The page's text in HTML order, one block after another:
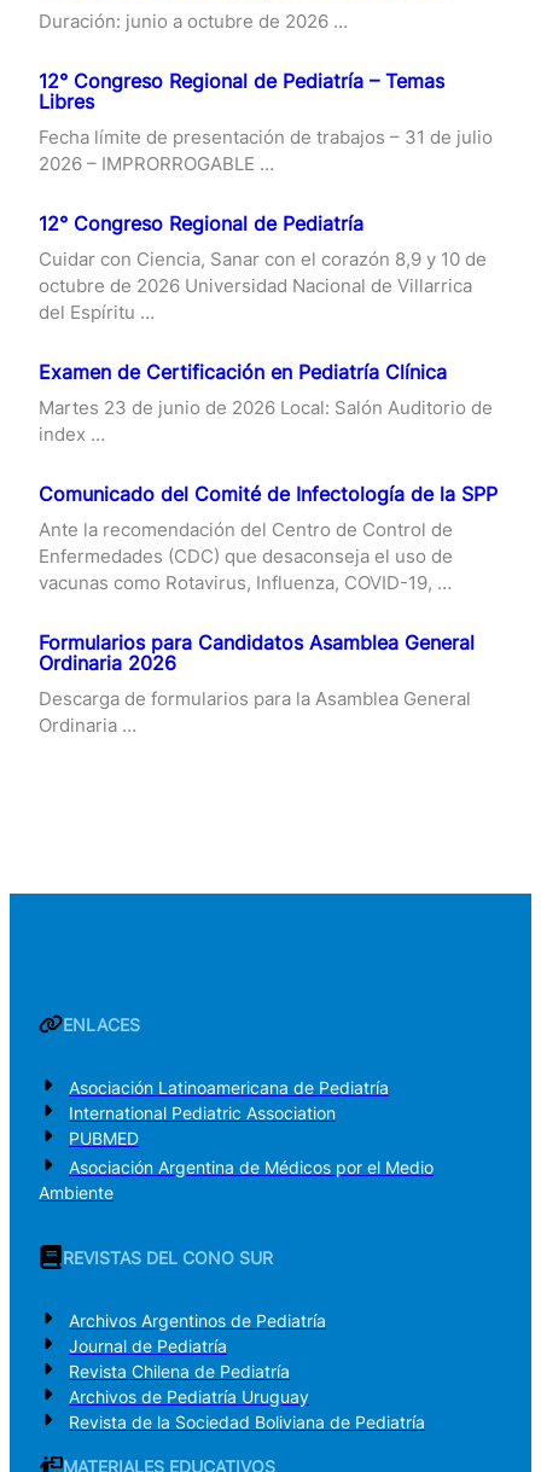
Duración: junio a octubre de 2026 …
12° Congreso Regional de Pediatría – Temas
Libres
Fecha límite de presentación de trabajos – 31 de julio
2026 – IMPRORROGABLE …
12° Congreso Regional de Pediatría
Cuidar con Ciencia, Sanar con el corazón 8,9 y 10 de
octubre de 2026 Universidad Nacional de Villarrica
del Espíritu …
Examen de Certificación en Pediatría Clínica
Martes 23 de junio de 2026 Local: Salón Auditorio de
index …
Comunicado del Comité de Infectología de la SPP
Ante la recomendación del Centro de Control de
Enfermedades (CDC) que desaconseja el uso de
vacunas como Rotavirus, Influenza, COVID-19, …
Formularios para Candidatos Asamblea General
Ordinaria 2026
Descarga de formularios para la Asamblea General
Ordinaria …
ENLACES
Asociación Latinoamericana de Pediatría
International Pediatric Association
PUBMED
Asociación Argentina de Médicos por el Medio
Ambiente
REVISTAS DEL CONO SUR
Archivos Argentinos de Pediatría
Journal de Pediatría
Revista Chilena de Pediatría
Archivos de Pediatría Uruguay
Revista de la Sociedad Boliviana de Pediatría
MATERIALES EDUCATIVOS